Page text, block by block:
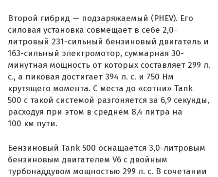
Второй гибрид — подзаряжаемый (PHEV). Его
силовая установка совмещает в себе 2,0-
литровый 231-сильный бензиновый двигатель и
163-сильный электромотор, суммарная 30-
минутная мощность от которых составляет 299 л.
с., а пиковая достигает 394 л. с. и 750 Нм
крутящего момента. С места до «сотни» Tank
500 с такой системой разгоняется за 6,9 секунды,
расходуя при этом в среднем 8,4 литра на
100 км пути.
Бензиновый Tank 500 оснащается 3,0-литровым
бензиновым двигателем V6 с двойным
турбонаддувом мощностью 299 л. с. В сочетании